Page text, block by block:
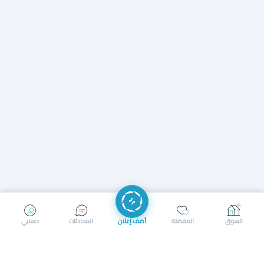
إرسال رسالة إجراء مكالمة
حسابي المحادثات أضف إعلان المفضلة السوق